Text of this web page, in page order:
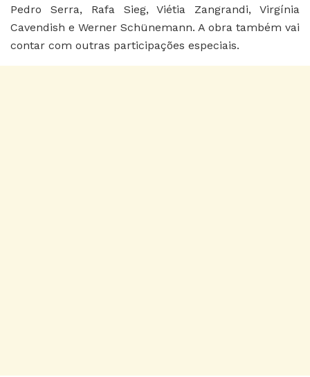
Pedro Serra, Rafa Sieg, Viétia Zangrandi, Virgínia
Cavendish e Werner Schünemann. A obra também vai
contar com outras participações especiais.